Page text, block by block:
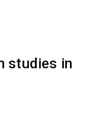
studies in